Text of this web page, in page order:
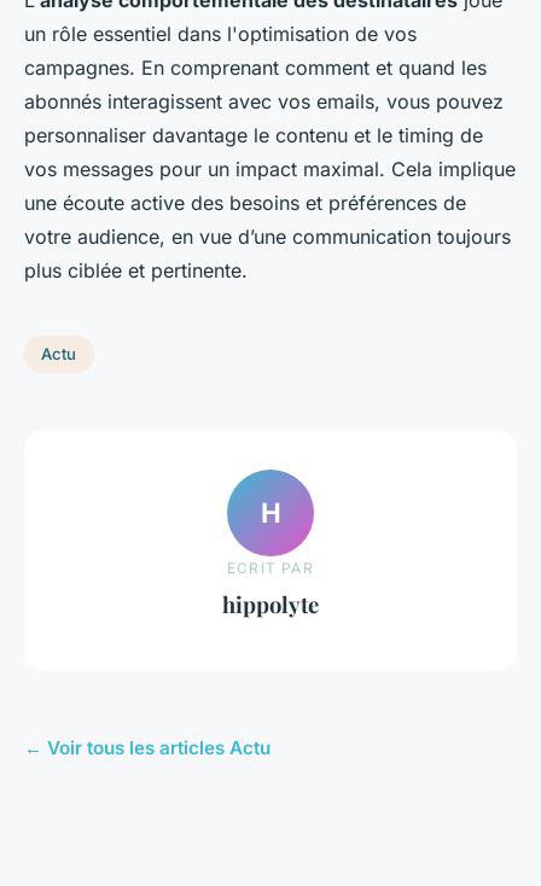
un rôle essentiel dans l'optimisation de vos
campagnes. En comprenant comment et quand les
abonnés interagissent avec vos emails, vous pouvez
personnaliser davantage le contenu et le timing de
vos messages pour un impact maximal. Cela implique
une écoute active des besoins et préférences de
votre audience, en vue d’une communication toujours
plus ciblée et pertinente.
Actu
H
ECRIT PAR
hippolyte
← Voir tous les articles Actu